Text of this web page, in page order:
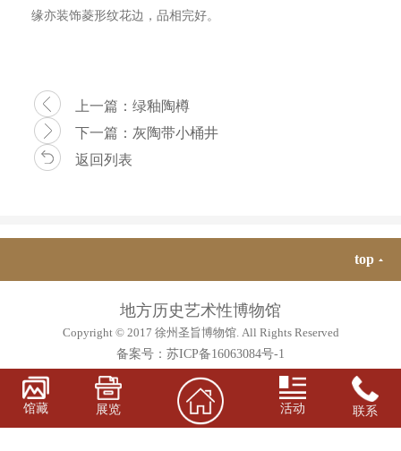
缘亦装饰菱形纹花边，品相完好。
上一篇： 绿釉陶樽
下一篇： 灰陶带小桶井
返回列表
top
地方历史艺术性博物馆
Copyright © 2017 徐州圣旨博物馆. All Rights Reserved
备案号： 苏ICP备16063084号-1
馆藏 展览 活动 联系